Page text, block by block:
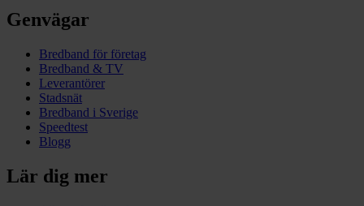
Genvägar
Bredband för företag
Bredband & TV
Leverantörer
Stadsnät
Bredband i Sverige
Speedtest
Blogg
Lär dig mer